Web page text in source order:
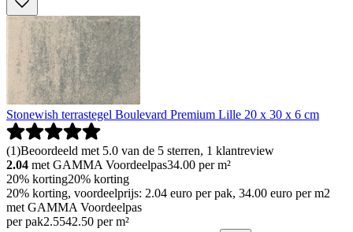
Stonewish terrastegel Boulevard Premium Lille 20 x 30 x 6 cm
(1)Beoordeeld met 5.0 van de 5 sterren, 1 klantreview
2.04 met GAMMA Voordeelpas34.00 per m²
20% korting20% korting
20% korting, voordeelprijs: 2.04 euro per pak, 34.00 euro per m2
met GAMMA Voordeelpas
per pak2.5542.50 per m²